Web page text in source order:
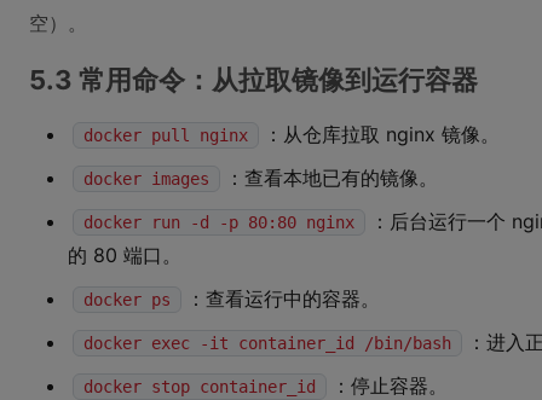
空）。
5.3 常用命令：从拉取镜像到运行容器
docker pull nginx ：从仓库拉取 nginx 镜像。
docker images ：查看本地已有的镜像。
docker run -d -p 80:80 nginx
：后台运行一个
的 80 端口。
docker ps ：查看运行中的容器。
docker exec -it container_id /bin/bash ：进入
docker stop container_id ：停止容器。